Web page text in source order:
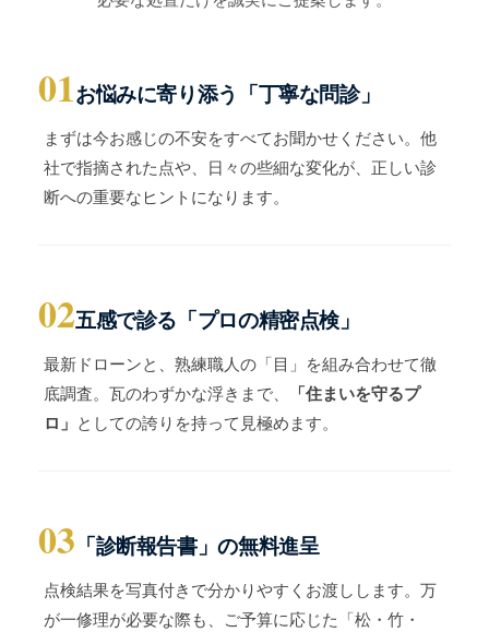
01お悩みに寄り添う「丁寧な問診」
まずは今お感じの不安をすべてお聞かせください。他
社で指摘された点や、日々の些細な変化が、正しい診
断への重要なヒントになります。
02五感で診る「プロの精密点検」
最新ドローンと、熟練職人の「目」を組み合わせて徹
底調査。瓦のわずかな浮きまで、
「住まいを守るプ
ロ」 としての誇りを持って見極めます。
03 「診断報告書」の無料進呈
点検結果を写真付きで分かりやすくお渡しします。万
が一修理が必要な際も、ご予算に応じた「松・竹・